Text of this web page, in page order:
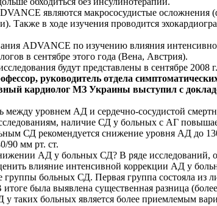
являются макрососудистые осложнения
Также в ходе изучения проводится
ADVANCE по изучению влияния
в сентябре этого года (Вена, Австрия).
будут представлены в сентябре
руководитель отдела
кардиолог МЗ Украины выступил с
между уровнем АД и сердечно-сосудистой
наличие СД у больных с АГ
СД рекомендуется снижение уровня АД до
90 мм рт. ст.
АД у больных СД? В ряде исследований,
влияние интенсивной коррекции АД у
группы больных СД. Первая группа состояла из
была выявлена существенная разница
таких больных является более приемлемым